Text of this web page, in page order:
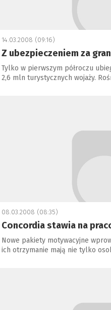
14.03.2008 (09:16)
Z ubezpieczeniem za
Tylko w pierwszym półroczu
2,6 mln turystycznych wojaży.
08.03.2008 (08:35)
Concordia stawia na
Nowe pakiety motywacyjne
ich otrzymanie mają nie tylko